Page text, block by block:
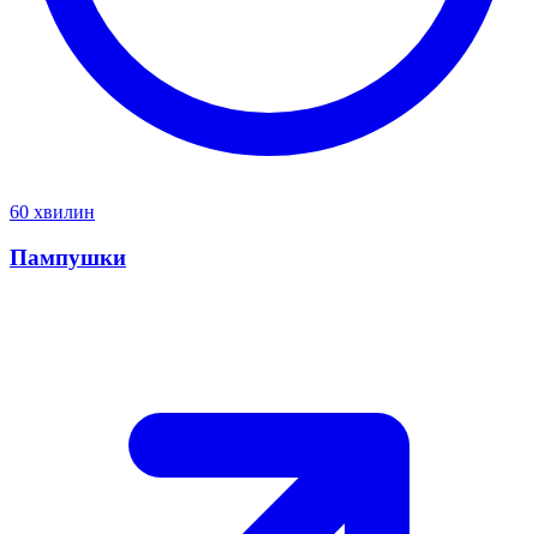
60 хвилин
Пампушки